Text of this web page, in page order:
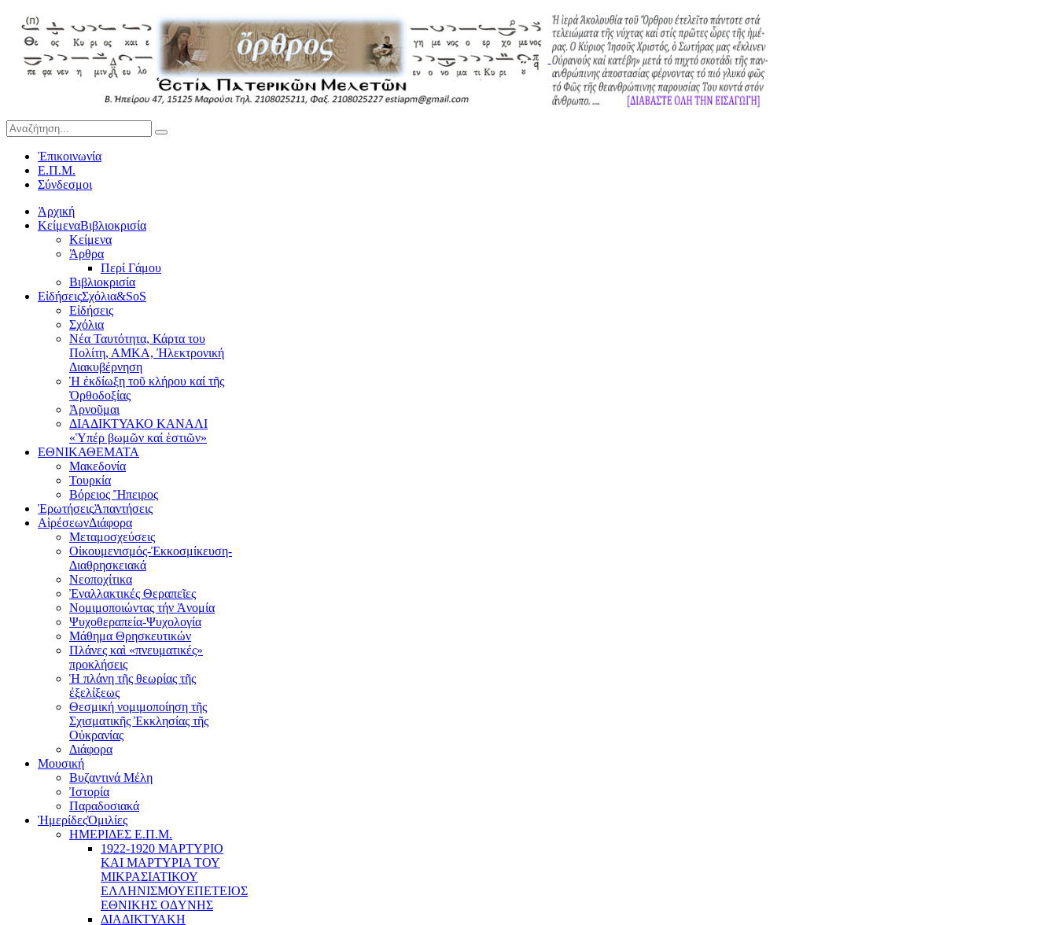
Ἐπικοινωνία
Ε.Π.Μ.
Σύνδεσμοι
Ἀρχική
ΚείμεναΒιβλιοκρισία
Κείμενα
Άρθρα
Περί Γάμου
Βιβλιοκρισία
ΕἰδήσειςΣχόλια&SoS
Εἰδήσεις
Σχόλια
Νέα Ταυτότητα, Κάρτα του
Πολίτη, ΑΜΚΑ, Ἠλεκτρονική
Διακυβέρνηση
Ἡ ἐκδίωξη τοῦ κλήρου καί τῆς
Ὀρθοδοξίας
Ἀρνοῦμαι
ΔΙΑΔΙΚΤΥΑΚΟ ΚΑΝΑΛΙ
«Ὑπέρ βωμῶν καί ἑστιῶν»
ΕΘΝΙΚΑΘΕΜΑΤΑ
Μακεδονία
Τουρκία
Βόρειος Ἤπειρος
ἘρωτήσειςἈπαντήσεις
ΑἱρέσεωνΔιάφορα
Μεταμοσχεύσεις
Οἰκουμενισμός-Ἐκκοσμίκευση-
Διαθρησκειακά
Νεοποχίτικα
Ἐναλλακτικές Θεραπεῖες
Νομιμοποιώντας τήν Ἀνομία
Ψυχοθεραπεία-Ψυχολογία
Μάθημα Θρησκευτικών
Πλάνες καὶ «πνευματικές»
προκλήσεις
Ἡ πλάνη τῆς θεωρίας τῆς
ἐξελίξεως
Θεσμική νομιμοποίηση τῆς
Σχισματικῆς Ἐκκλησίας τῆς
Οὐκρανίας
Διάφορα
Μουσική
Βυζαντινά Μέλη
Ἰστορία
Παραδοσιακά
ἩμερίδεςὉμιλίες
ΗΜΕΡΙΔΕΣ Ε.Π.Μ.
1922-1920 ΜΑΡΤΥΡΙΟ
ΚΑI ΜΑΡΤΥΡIΑ ΤΟΥ
ΜΙΚΡΑΣΙΑΤΙΚΟΥ
EΛΛΗΝΙΣΜΟΥEΠEΤΕΙΟΣ
EΘΝΙΚHΣ O∆YΝΗΣ
ΔΙΑΔΙΚΤΥΑΚΗ